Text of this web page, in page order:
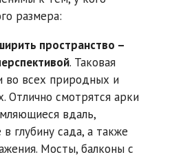
размера:
пространство –
. Таковая
во всех природных и
Отлично смотрятся арки
вдаль,
глубину сада, а также
Мосты, балконы с